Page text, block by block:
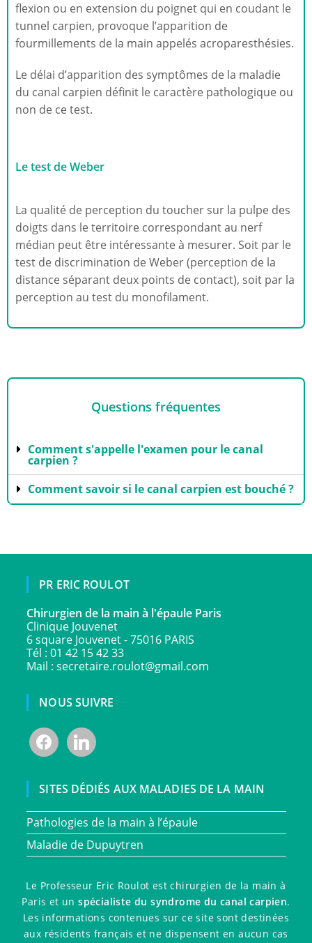
flexion ou en extension du poignet qui en coudant le
tunnel carpien, provoque l’apparition de
fourmillements de la main appelés acroparesthésies.
Le délai d’apparition des symptômes de la maladie
du canal carpien définit le caractère pathologique ou
non de ce test.
Le test de Weber
La qualité de perception du toucher sur la pulpe des
doigts dans le territoire correspondant au nerf
médian peut être intéressante à mesurer. Soit par le
test de discrimination de Weber (perception de la
distance séparant deux points de contact), soit par la
perception au test du monofilament.
Questions fréquentes
Comment s'appelle l'examen pour le canal
carpien ?
Comment savoir si le canal carpien est bouché ?
PR ERIC ROULOT
Chirurgien de la main à l'épaule Paris
Clinique Jouvenet
6 square Jouvenet - 75016 PARIS
Tél : 01 42 15 42 33
Mail : secretaire.roulot@gmail.com
NOUS SUIVRE
SITES DÉDIÉS AUX MALADIES DE LA MAIN
Pathologies de la main à l’épaule
Maladie de Dupuytren
Le Professeur Eric Roulot est chirurgien de la main à
Paris et unspécialiste du syndrome du canal carpien.
Les informations contenues sur ce site sont destinées
aux résidents français et ne dispensent en aucun cas